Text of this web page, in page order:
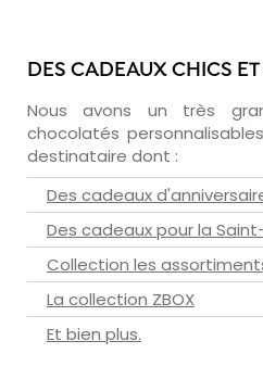
DES CADEAUX CHICS
Nous avons un très
chocolatés
destinataire dont :
Des cadeaux
Des cadeaux pour la
Collection les
La collection ZBOX
Et bien plus.